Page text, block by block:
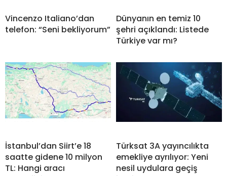
Vincenzo Italiano’dan
telefon: “Seni bekliyorum”
Dünyanın en temiz 10
şehri açıklandı: Listede
Türkiye var mı?
İstanbul’dan Siirt’e 18
saatte gidene 10 milyon
TL: Hangi aracı
Türksat 3A yayıncılıkta
emekliye ayrılıyor: Yeni
nesil uydulara geçiş